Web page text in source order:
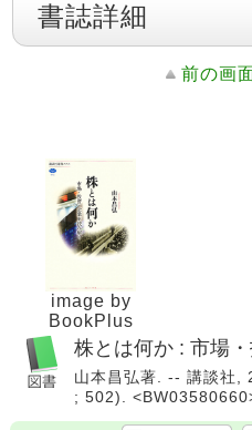
書誌詳細
前の画
image by
BookPlus
株とは何か : 市場
山本昌弘著. -- 講談社,
; 502).